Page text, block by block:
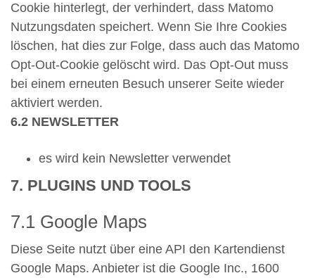
Cookie hinterlegt, der verhindert, dass Matomo
Nutzungsdaten speichert. Wenn Sie Ihre Cookies
löschen, hat dies zur Folge, dass auch das Matomo
Opt-Out-Cookie gelöscht wird. Das Opt-Out muss
bei einem erneuten Besuch unserer Seite wieder
aktiviert werden.
6.2 NEWSLETTER
es wird kein Newsletter verwendet
7. PLUGINS UND TOOLS
7.1 Google Maps
Diese Seite nutzt über eine API den Kartendienst
Google Maps. Anbieter ist die Google Inc., 1600